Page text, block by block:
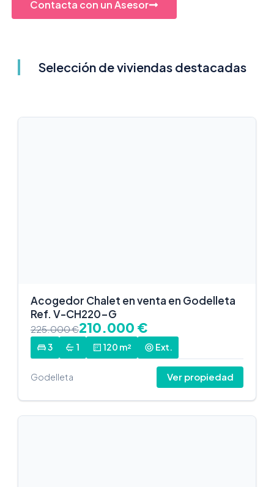
Contacta con un Asesor
Selección de viviendas destacadas
Acogedor Chalet en venta en Godelleta
Ref. V-CH220-G
225.000 €210.000 €
3 1 120 m² Ext.
Godelleta Ver propiedad